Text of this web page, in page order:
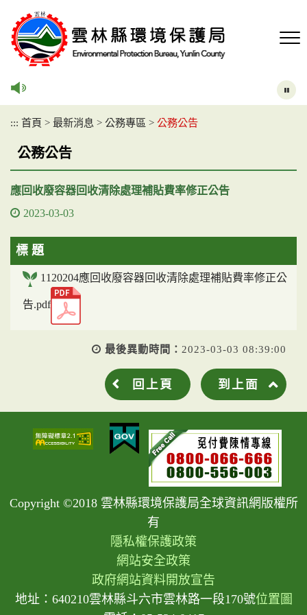
::: 首頁 > 最新消息 > 公務專區 > 公務公告
公務公告
應回收廢容器回收清除處理補貼費率修正公告
2023-03-03
標 題
1120204應回收廢容器回收清除處理補貼費率修正公
告.pdf
最後異動時間： 2023-03-03 08:39:00
回上頁 到上面
Copyright ©2018 雲林縣環境保護局全球資訊網版權所
有
隱私權保護政策
網站安全政策
政府網站資料開放宣告
地址：640210雲林縣斗六市雲林路一段170號位置圖